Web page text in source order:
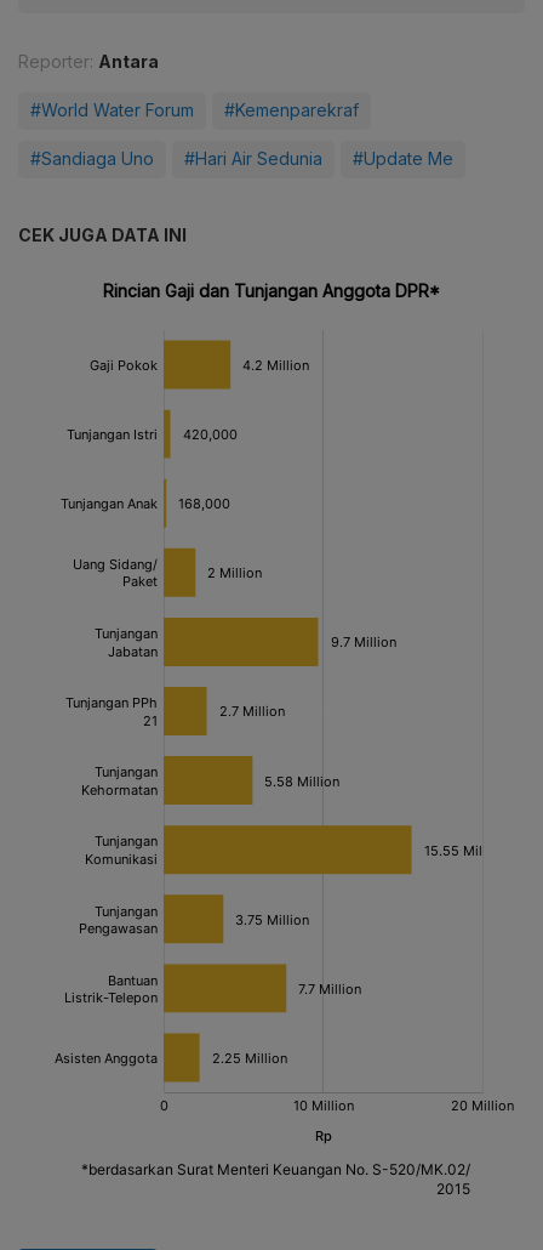
Reporter: Antara
#World Water Forum #Kemenparekraf
#Sandiaga Uno #Hari Air Sedunia #Update Me
CEK JUGA DATA INI